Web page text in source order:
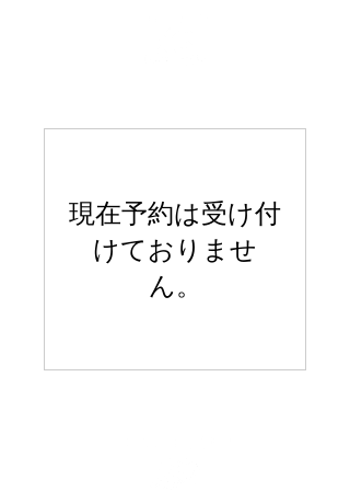
現在予約は受け付
けておりませ
ん。